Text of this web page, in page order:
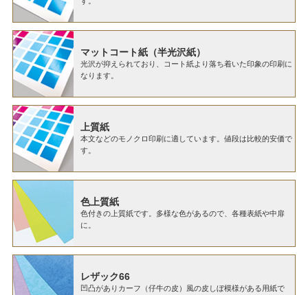
マットコート紙（半光沢紙）
光沢が抑えられており、コート紙より落ち着いた印象の印刷に
なります。
上質紙
本文などのモノクロ印刷に適しています。値段は比較的安価で
す。
色上質紙
色付きの上質紙です。多様な色があるので、各種表紙や中扉
に。
レザック66
凹凸がありカーフ（仔牛の皮）風の皮しぼ模様がある用紙で